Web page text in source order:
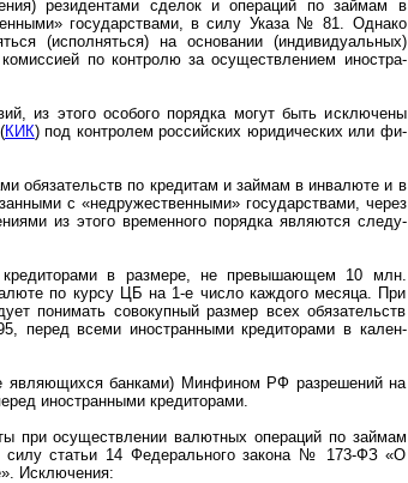
рези­ден­тами сделок и опера­ций по займам в
государ­ствами, в силу Указа № 81. Однако
(испол­няться) на основании (индиви­дуаль­ных)
по контролю за осущест­вле­нием ино­стра­
из этого особого порядка могут быть исклю­чены
КИК) под конт­ролем россий­ских юриди­ческих или фи­
обяза­тельств по креди­там и займам в инва­люте и в
с «недру­жествен­ными» государ­ствами, через
из этого времен­ного порядка явля­ются следу­
кредиторами в размере, не превы­шающем 10 млн.
по курсу ЦБ на 1-е число каж­дого месяца. При
пони­мать сово­купный размер всех обяза­тельств
перед всеми ино­стран­ными креди­торами в кален­
являющихся банками) Мин­фином РФ разре­шений на
ино­стран­ными креди­торами.
при осущест­в­лении валют­ных опера­ций по зай­мам
статьи 14 Феде­раль­ного закона № 173-ФЗ «О
Исключения: